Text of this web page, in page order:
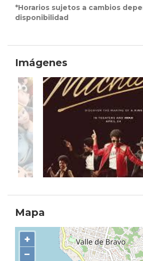
*Horarios sujetos a cambios
disponibilidad
Imágenes
Mapa
+
−